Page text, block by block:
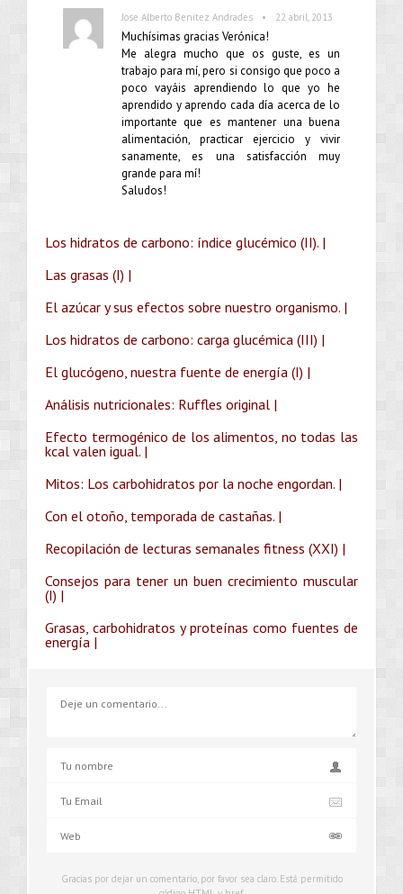
Jose Alberto Benítez Andrades • 22 abril, 2013
Muchísimas gracias Verónica!
Me alegra mucho que os guste, es un
trabajo para mí, pero si consigo que poco a
poco vayáis aprendiendo lo que yo he
aprendido y aprendo cada día acerca de lo
importante que es mantener una buena
alimentación, practicar ejercicio y vivir
sanamente, es una satisfacción muy
grande para mí!
Saludos!
Los hidratos de carbono: índice glucémico (II). |
Las grasas (I) |
El azúcar y sus efectos sobre nuestro organismo. |
Los hidratos de carbono: carga glucémica (III) |
El glucógeno, nuestra fuente de energía (I) |
Análisis nutricionales: Ruffles original |
Efecto termogénico de los alimentos, no todas las
kcal valen igual. |
Mitos: Los carbohidratos por la noche engordan. |
Con el otoño, temporada de castañas. |
Recopilación de lecturas semanales fitness (XXI) |
Consejos para tener un buen crecimiento muscular
(I) |
Grasas, carbohidratos y proteínas como fuentes de
energía |
Gracias por dejar un comentario, por favor sea claro. Está permitido